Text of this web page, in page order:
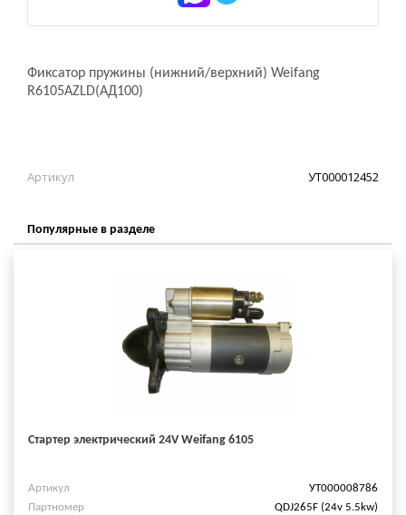
Фиксатор пружины (нижний/верхний) Weifang
R6105AZLD(АД100)
Артикул УТ000012452
Популярные в разделе
Стартер электрический 24V Weifang 6105
Артикул
УТ000008786
Партномер
QDJ265F (24v 5.5kw)